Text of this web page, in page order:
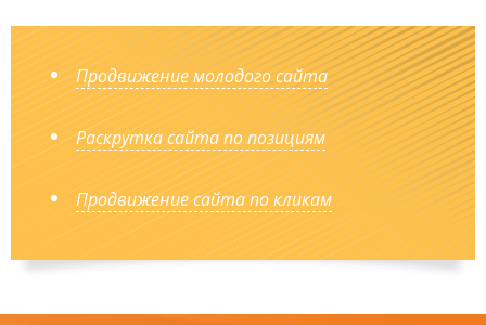
Продвижение молодого сайта
Раскрутка сайта по позициям
Продвижение сайта по кликам